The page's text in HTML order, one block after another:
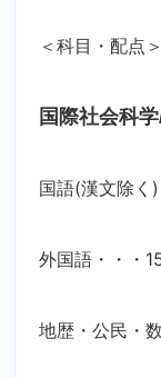
＜科目・配点＞
国際社会科
国語(漢文除く
外国語・・・
地歴・公民・